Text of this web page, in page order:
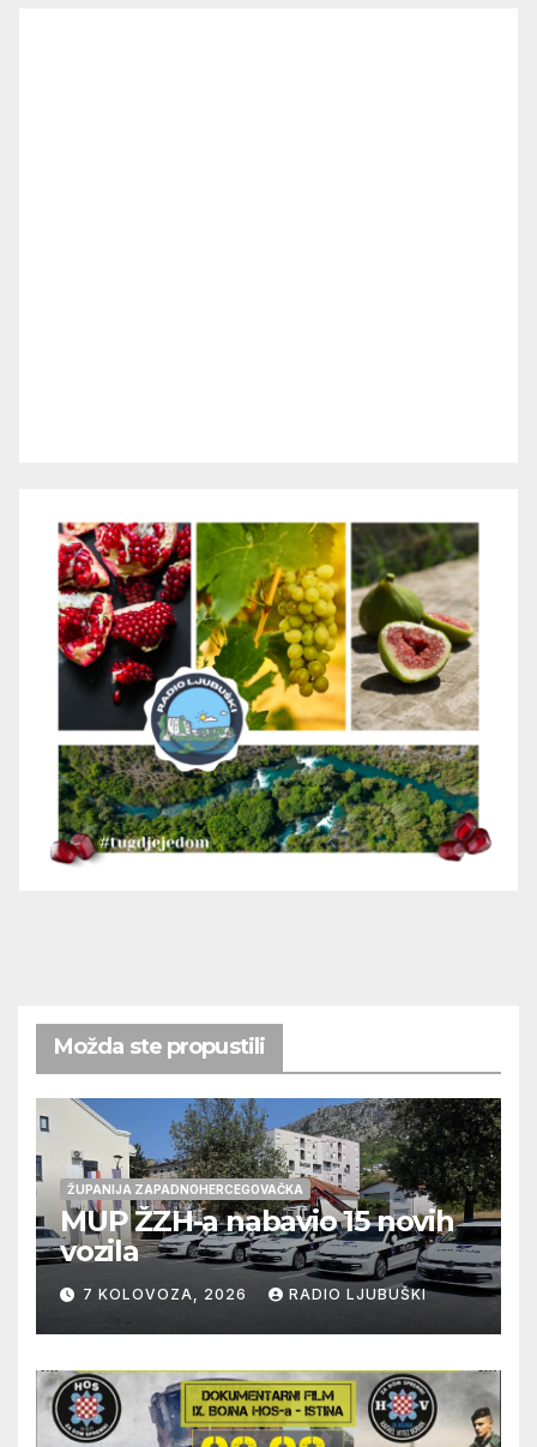
Možda ste propustili
ŽUPANIJA ZAPADNOHERCEGOVAČKA
MUP ŽZH-a nabavio 15 novih
vozila
7 KOLOVOZA, 2026 RADIO LJUBUŠKI